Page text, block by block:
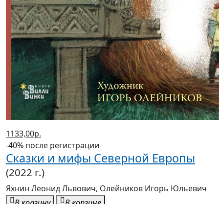
1133,00р.
-40% после регистрации
Сказки и мифы Северной Европы
(2022 г.)
Яхнин Леонид Львович, Олейников Игорь Юльевич